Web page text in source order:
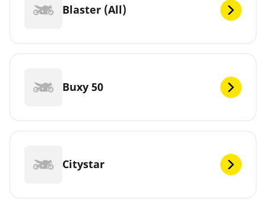
Blaster (All)
Buxy 50
Citystar